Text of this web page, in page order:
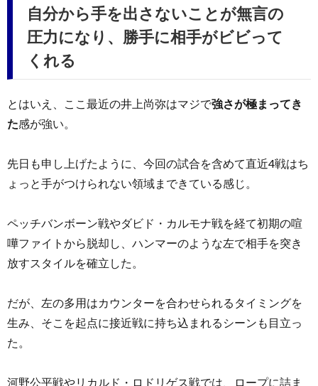
自分から手を出さないことが無言の
圧力になり、勝手に相手がビビって
くれる
とはいえ、ここ最近の井上尚弥はマジで強さが極まってき
た感が強い。
先日も申し上げたように、今回の試合を含めて直近4戦はち
ょっと手がつけられない領域まできている感じ。
ペッチバンボーン戦やダビド・カルモナ戦を経て初期の喧
嘩ファイトから脱却し、ハンマーのような左で相手を突き
放すスタイルを確立した。
だが、左の多用はカウンターを合わせられるタイミングを
生み、そこを起点に接近戦に持ち込まれるシーンも目立っ
た。
河野公平戦やリカルド・ロドリゲス戦では、ロープに詰ま